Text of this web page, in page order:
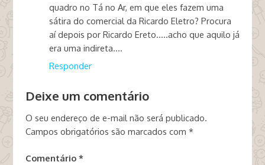
quadro no Tá no Ar, em que eles fazem uma
sátira do comercial da Ricardo Eletro? Procura
aí depois por Ricardo Ereto…..acho que aquilo já
era uma indireta….
Responder
Deixe um comentário
O seu endereço de e-mail não será publicado.
Campos obrigatórios são marcados com *
Comentário *